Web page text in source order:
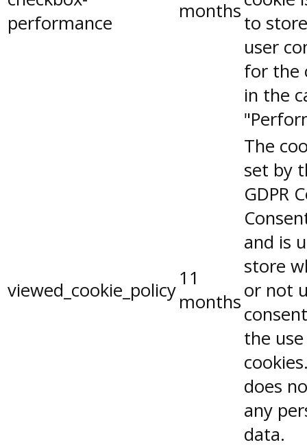
performance
months
to
user
for the
in the
viewed_cookie_policy
11
months
The
set by
GDPR
and is
store
or not
the
does
any
data.